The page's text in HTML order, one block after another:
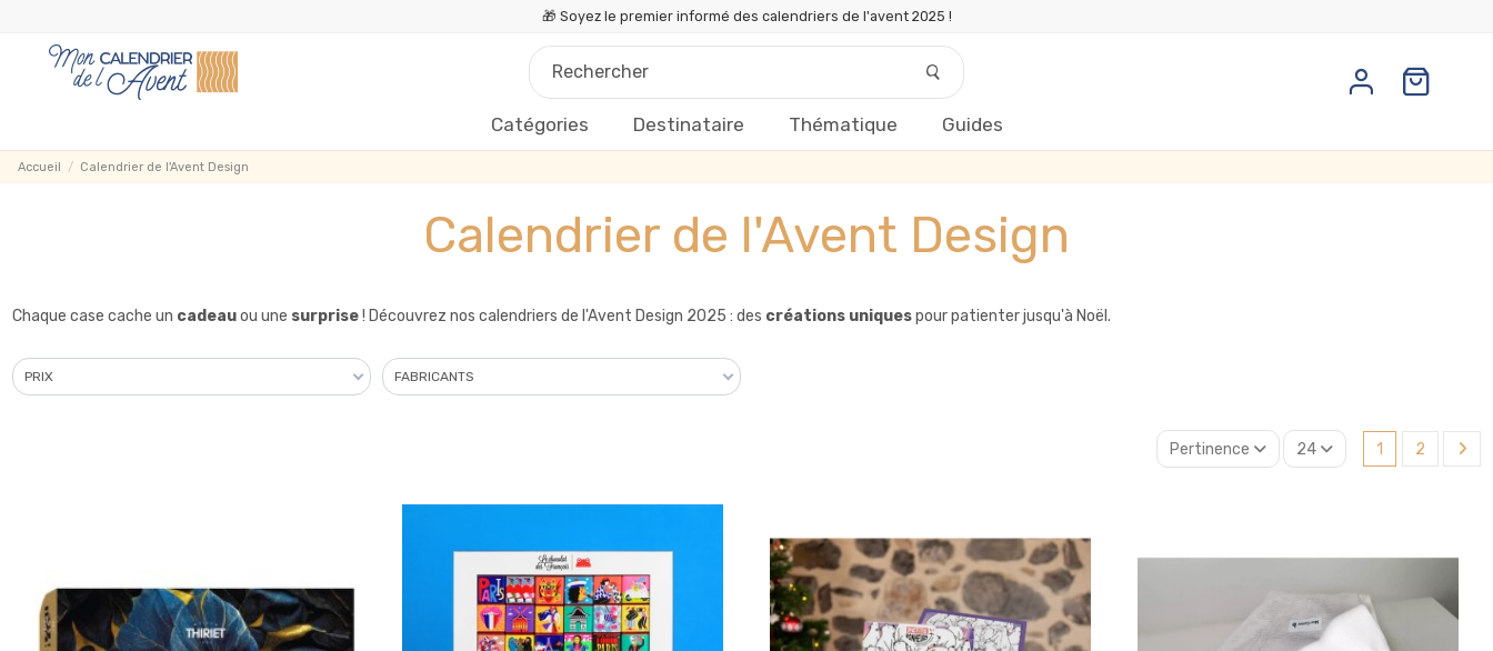
🎁 Soyez le premier informé des calendriers de l'avent 2025 !
Catégories Destinataire Thématique Guides
Accueil Calendrier de l'Avent Design
Calendrier de l'Avent Design
Chaque case cache un cadeauou une surprise! Découvrez nos calendriers de l'Avent Design 2025 : des créations uniquespour patienter jusqu'à Noël.
PRIX FABRICANTS
Pertinence 24 1 2